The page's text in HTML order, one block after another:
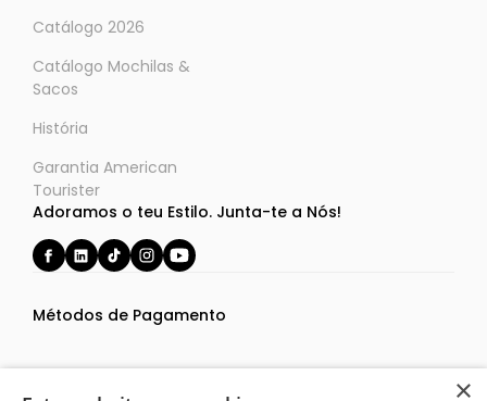
Catálogo 2026
Catálogo Mochilas &
Sacos
História
Garantia American
Tourister
Adoramos o teu Estilo. Junta-te a Nós!
Métodos de Pagamento
×